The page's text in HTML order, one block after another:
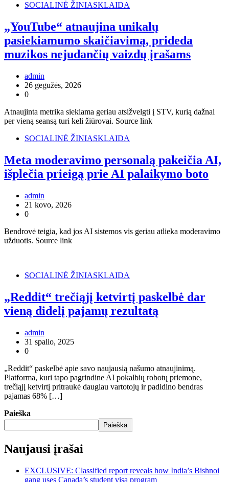
SOCIALINĖ ŽINIASKLAIDA
„YouTube“ atnaujina unikalų
pasiekiamumo skaičiavimą, prideda
muzikos nejudančių vaizdų įrašams
admin
26 gegužės, 2026
0
Atnaujinta metrika siekiama geriau atsižvelgti į STV, kurią dažnai
per vieną seansą turi keli žiūrovai. Source link
SOCIALINĖ ŽINIASKLAIDA
Meta moderavimo personalą pakeičia AI,
išplečia prieigą prie AI palaikymo boto
admin
21 kovo, 2026
0
Bendrovė teigia, kad jos AI sistemos vis geriau atlieka moderavimo
užduotis. Source link
SOCIALINĖ ŽINIASKLAIDA
„Reddit“ trečiąjį ketvirtį paskelbė dar
vieną didelį pajamų rezultatą
admin
31 spalio, 2025
0
„Reddit“ paskelbė apie savo naujausią našumo atnaujinimą.
Platforma, kuri tapo pagrindine AI pokalbių robotų priemone,
trečiąjį ketvirtį pritraukė daugiau vartotojų ir padidino bendras
pajamas 68% […]
Paieška
Paieška
Naujausi įrašai
EXCLUSIVE: Classified report reveals how India’s Bishnoi
gang uses Canada’s student visa program